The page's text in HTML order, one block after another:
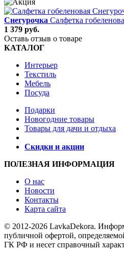
Снегурочка Салфетка
1 379 руб.
Оставь отзыв о товаре
КАТАЛОГ
Интерьер
Текстиль
Мебель
Посуда
Подарки
Новогодние товары
Товары для дачи и отдыха
Скидки и акции
ПОЛЕЗНАЯ ИНФОРМАЦИЯ
О нас
Новости
Контакты
Карта сайта
© 2012-2026 LavkaDekora.
публичной офертой,
ГК РФ и несет справочный